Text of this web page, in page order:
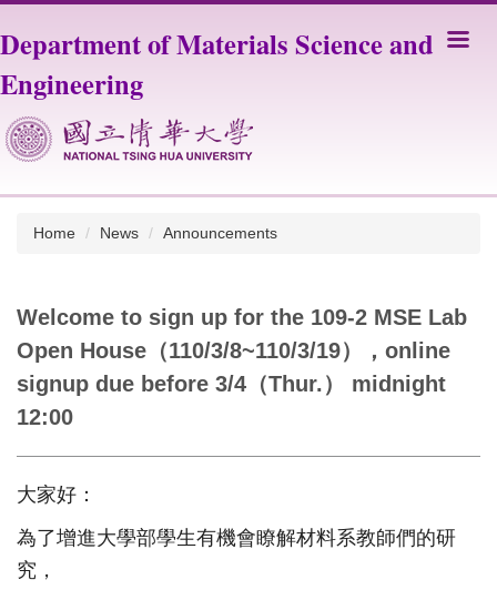
to
main
block
Department of Materials Science and
Engineering
Home News Announcements
Welcome to sign up for the 109-2 MSE Lab
Open House（110/3/8~110/3/19），online
signup due before 3/4（Thur.） midnight
12:00
大家好：
為了增進大學部學生有機會瞭解材料系教師們的研
究，